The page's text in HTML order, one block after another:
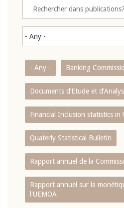
- Any - Banking
Documents d’Etude et
Financial Inclusion statistics in
Quaterly Statistical Bulletin
Rapport annuel de la
Rapport annuel sur la
l'UEMOA